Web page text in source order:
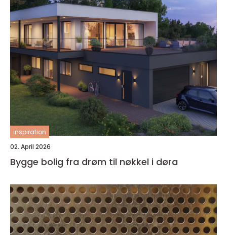
inspiration
02. April 2026
Bygge bolig fra drøm til nøkkel i døra